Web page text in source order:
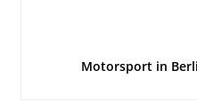
Motorsport in